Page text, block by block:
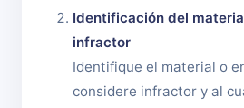
Identificación del
infractor
Identifique el material o
considere infractor y al